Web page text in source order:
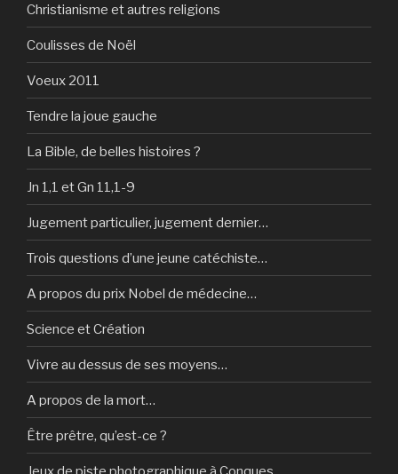
Christianisme et autres religions
Coulisses de Noël
Voeux 2011
Tendre la joue gauche
La Bible, de belles histoires ?
Jn 1,1 et Gn 11,1-9
Jugement particulier, jugement dernier…
Trois questions d’une jeune catéchiste…
A propos du prix Nobel de médecine…
Science et Création
Vivre au dessus de ses moyens…
A propos de la mort…
Être prêtre, qu’est-ce ?